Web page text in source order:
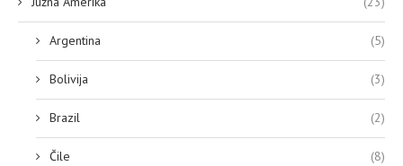
Argentina (5)
Bolivija (3)
Brazil (2)
Čile (8)